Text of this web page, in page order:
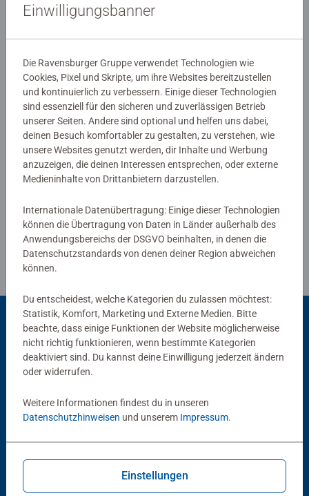
Noch keine Bewertungen
abgegeben
0/0
Verfasse eine Bewertung
Beliebte Auswahl
Andere Kunden mögen auch
Einwilligungsbanner
Die Ravensburger Gruppe verwendet Technologien wie
Cookies, Pixel und Skripte, um ihre Websites bereitzustellen
und kontinuierlich zu verbessern. Einige dieser Technologien
sind essenziell für den sicheren und zuverlässigen Betrieb
unserer Seiten. Andere sind optional und helfen uns dabei,
deinen Besuch komfortabler zu gestalten, zu verstehen, wie
unsere Websites genutzt werden, dir Inhalte und Werbung
anzuzeigen, die deinen Interessen entsprechen, oder externe
Medieninhalte von Drittanbietern darzustellen.
Internationale Datenübertragung: Einige dieser Technologien
können die Übertragung von Daten in Länder außerhalb des
Anwendungsbereichs der DSGVO beinhalten, in denen die
Datenschutzstandards von denen deiner Region abweichen
können.
Du entscheidest, welche Kategorien du zulassen möchtest:
Statistik, Komfort, Marketing und Externe Medien. Bitte
beachte, dass einige Funktionen der Website möglicherweise
nicht richtig funktionieren, wenn bestimmte Kategorien
deaktiviert sind. Du kannst deine Einwilligung jederzeit ändern
oder widerrufen.
Weitere Informationen findest du in unseren
Datenschutzhinweisen und unserem Impressum.
Einstellungen